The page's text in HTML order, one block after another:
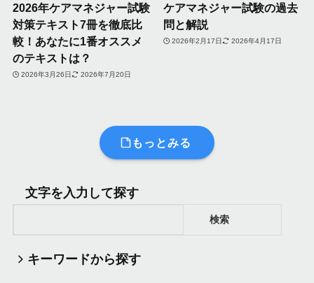
2026年ケアマネジャー試験
対策テキスト7冊を徹底比
較！あなたに1番オススメ
のテキストは？
2026年3月26日 2026年7月20日
ケアマネジャー試験の過去
問と解説
2026年2月17日 2026年4月17日
もっとみる
文字を入力して探す
検索
キーワードから探す